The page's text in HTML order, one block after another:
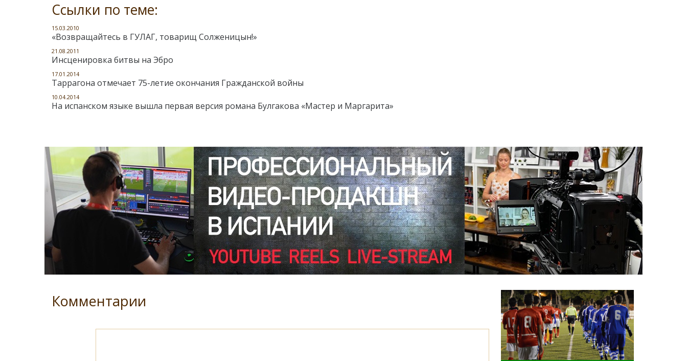
Ссылки по теме:
15.03.2010
«Возвращайтесь в ГУЛАГ, товарищ Солженицын!»
21.08.2011
Инсценировка битвы на Эбро
17.01.2014
Таррагона отмечает 75-летие окончания Гражданской войны
10.04.2014
На испанском языке вышла первая версия романа Булгакова «Мастер и Маргарита»
Комментарии